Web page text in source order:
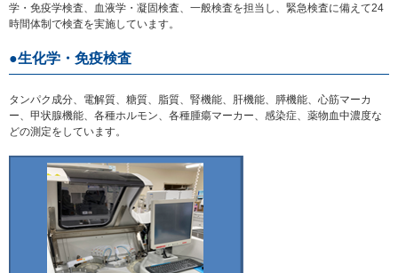
学・免疫学検査、血液学・凝固検査、一般検査を担当し、緊急検査に備えて24
時間体制で検査を実施しています。
生化学・免疫検査
タンパク成分、電解質、糖質、脂質、腎機能、肝機能、膵機能、心筋マーカ
ー、甲状腺機能、各種ホルモン、各種腫瘍マーカー、感染症、薬物血中濃度な
どの測定をしています。